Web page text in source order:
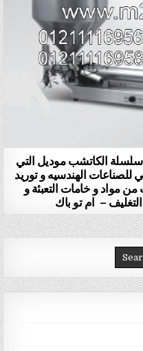
– سلسلة الكاتشب موديل التي
الهندسيه و توريد
مواد و خامات التعبئة و
التغليف – ام تو باك